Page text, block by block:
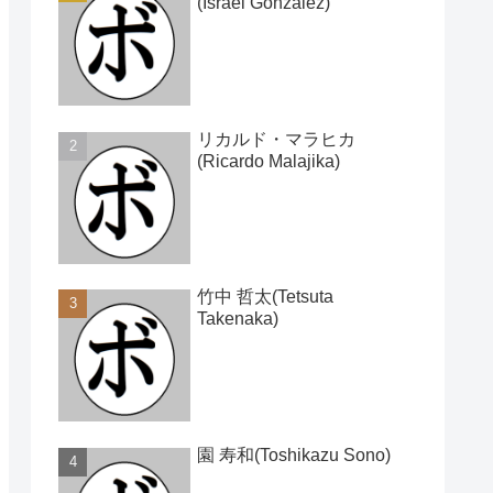
リカルド・マラヒカ
(Ricardo Malajika)
竹中 哲太(Tetsuta
Takenaka)
園 寿和(Toshikazu Sono)